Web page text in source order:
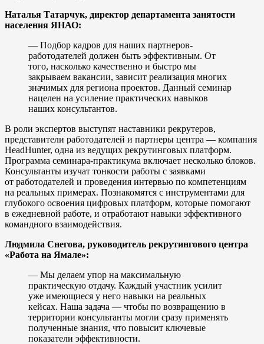
Наталья Татарчук, директор департамента занятости
населения ЯНАО:
— Подбор кадров для наших партнеров-
работодателей должен быть эффективным. От
того, насколько качественно и быстро мы
закрываем вакансии, зависит реализация многих
значимых для региона проектов. Данный семинар
нацелен на усиление практических навыков
наших консультантов.
В роли экспертов выступят наставники рекрутеров,
представители работодателей и партнеры центра — компания
HeadHunter, одна из ведущих рекрутинговых платформ.
Программа семинара-практикума включает несколько блоков.
Консультанты изучат тонкости работы с заявками
от работодателей и проведения интервью по компетенциям
на реальных примерах. Познакомятся с инструментами для
глубокого освоения цифровых платформ, которые помогают
в ежедневной работе, и отработают навыки эффективного
командного взаимодействия.
Людмила Снегова, руководитель рекрутингового центра
«Работа на Ямале»:
— Мы делаем упор на максимальную
практическую отдачу. Каждый участник усилит
уже имеющиеся у него навыки на реальных
кейсах. Наша задача — чтобы по возвращению в
территории консультанты могли сразу применять
полученные знания, что повысит ключевые
показатели эффективности.